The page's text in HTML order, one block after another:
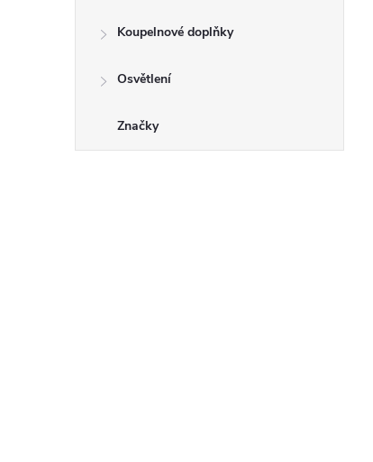
Koupelnové doplňky
Osvětlení
Značky